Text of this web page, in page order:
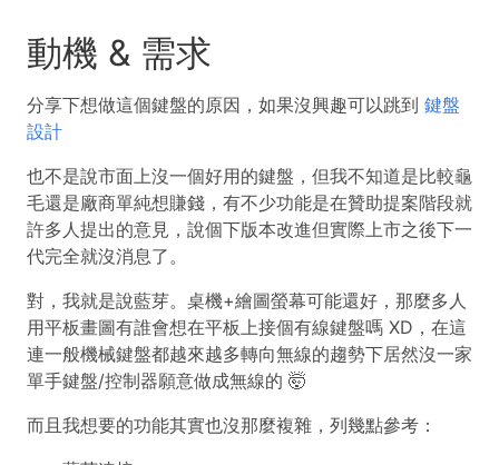
動機 & 需求
分享下想做這個鍵盤的原因，如果沒興趣可以跳到 鍵盤
設計
也不是說市面上沒一個好用的鍵盤，但我不知道是比較龜
毛還是廠商單純想賺錢，有不少功能是在贊助提案階段就
許多人提出的意見，說個下版本改進但實際上市之後下一
代完全就沒消息了。
對，我就是說藍芽。桌機+繪圖螢幕可能還好，那麼多人
用平板畫圖有誰會想在平板上接個有線鍵盤嗎 XD，在這
連一般機械鍵盤都越來越多轉向無線的趨勢下居然沒一家
單手鍵盤/控制器願意做成無線的 🤯
而且我想要的功能其實也沒那麼複雜，列幾點參考：